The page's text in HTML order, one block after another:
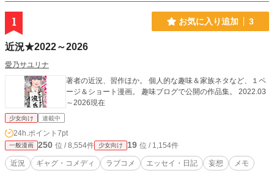
1 お気に入り追加 3
近況★2022～2026
愛乃サユリナ
著者の近況、習作ほか。 個人的な趣味＆家族ネタなど、１ペ
ージ＆ショート漫画。 趣味ブログで公開の作品集。 2022.03
～2026現在
少女向け 連載中
24h.ポイント 7pt
一般漫画 250 位 / 8,554件 少女向け 19 位 / 1,154件
近況 ギャグ・コメディ ラブコメ エッセイ・日記 妄想 メモ